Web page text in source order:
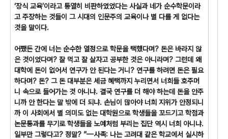
‘장식 교육’이라고 통열히 비판하였었다는 사실과 네가 순수학문이라
고 주장하는 것들이 그 시대의 인문주의 교육이나 별 다를 게 없다는
것을 말이다.
어쨌든 간에 너는 순수한 열정으로 학문을 택했다며? 돈은 바라지 않
은 것이었다며? 잘 먹고 잘 살자고 공부한 것은 아니라며? 그런데 왜
대학에 돈이 없어서 연구가 안 된다는 거니? 연구를 하려면 돈은 필요
하다며? 돈? 그 돈 대부분은 세금 혜택까지 누리면서 너희들 호주머
니 속으로 들어가는 것 아니냐. 결국 연구를 더 해야 하는데 돈을 안주
니까 안 한다는 말 밖에 더 되냐. 손님이 많아야 너희 지위가 안정되니
까 이 사회에서 별 의미도 없는 대학원으로 학생들을 꼬드기고 학점과
논문통과를 무기로 학생들을 노예처럼 부리는 집단 역시 너희 아니냐.
일부만 그렇다고? 정말? ”—사족: 나는 고려대 같은 학교에서 실시하